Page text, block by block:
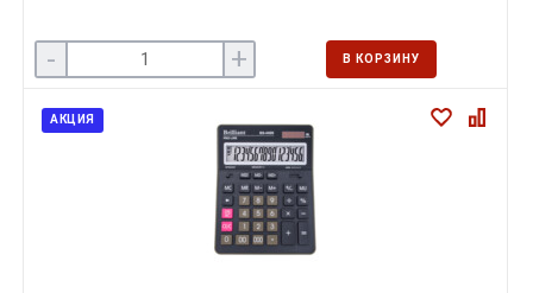
- + В КОРЗИНУ
АКЦИЯ